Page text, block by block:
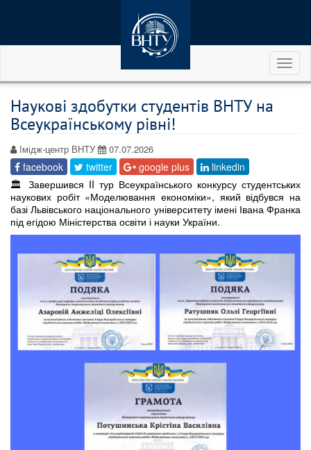
Наукові здобутки студентів ВНТУ на
Всеукраїнському рівні!
Імідж-центр ВНТУ 07.07.2026
facebook twitter google plus
linkedin
🏛 Завершився II тур Всеукраїнського конкурсу студентських
наукових робіт «Моделювання економіки», який відбувся на
базі Львівського національного університету імені Івана Франка
під егідою Міністерства освіти і науки України.